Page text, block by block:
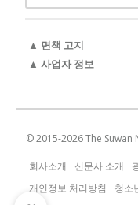
▲ 면책 고지
▲ 사업자 정보
© 2015-2026The Suwan
회사소개 신문사 소개
개인정보 처리방침
청소